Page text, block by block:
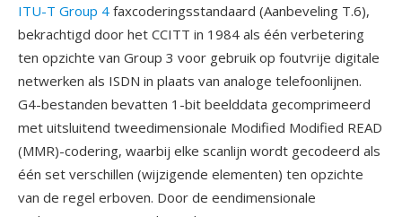
ITU-T Group 4 faxcoderingsstandaard (Aanbeveling T.6),
bekrachtigd door het CCITT in 1984 als één verbetering
ten opzichte van Group 3 voor gebruik op foutvrije digitale
netwerken als ISDN in plaats van analoge telefoonlijnen.
G4-bestanden bevatten 1-bit beelddata gecomprimeerd
met uitsluitend tweedimensionale Modified Modified READ
(MMR)-codering, waarbij elke scanlijn wordt gecodeerd als
één set verschillen (wijzigende elementen) ten opzichte
van de regel erboven. Door de eendimensionale